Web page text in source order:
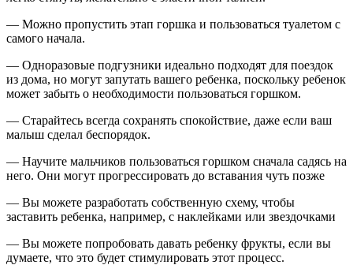
— Можно пропустить этап горшка и пользоваться туалетом с
самого начала.
— Одноразовые подгузники идеально подходят для поездок
из дома, но могут запутать вашего ребенка, поскольку ребенок
может забыть о необходимости пользоваться горшком.
— Старайтесь всегда сохранять спокойствие, даже если ваш
малыш сделал беспорядок.
— Научите мальчиков пользоваться горшком сначала садясь на
него. Они могут прогрессировать до вставания чуть позже
— Вы можете разработать собственную схему, чтобы
заставить ребенка, например, с наклейками или звездочками
— Вы можете попробовать давать ребенку фрукты, если вы
думаете, что это будет стимулировать этот процесс.